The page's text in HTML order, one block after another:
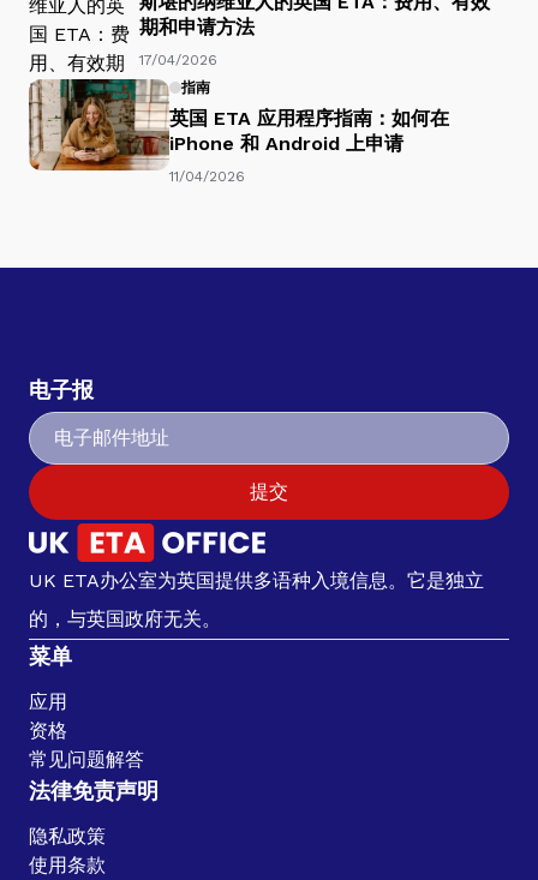
期和申请方法
17/04/2026
指南
英国 ETA 应用程序指南：如何在
iPhone 和 Android 上申请
11/04/2026
电子报
提交
UK ETA办公室为英国提供多语种入境信息。它是独立
的，与英国政府无关。
菜单
应用
资格
常见问题解答
法律免责声明
隐私政策
使用条款